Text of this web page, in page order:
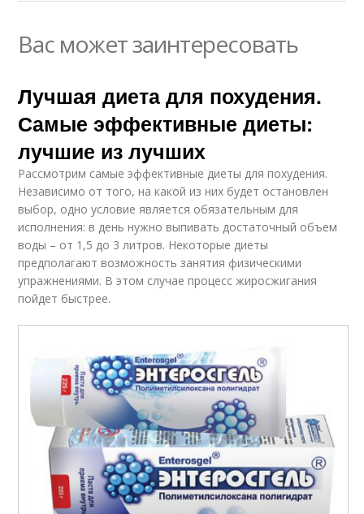
Вас может заинтересовать
Лучшая диета для похудения.
Самые эффективные диеты:
лучшие из лучших
Рассмотрим самые эффективные диеты для похудения.
Независимо от того, на какой из них будет остановлен
выбор, одно условие является обязательным для
исполнения: в день нужно выпивать достаточный объем
воды – от 1,5 до 3 литров. Некоторые диеты
предполагают возможность занятия физическими
упражнениями. В этом случае процесс жиросжигания
пойдет быстрее.